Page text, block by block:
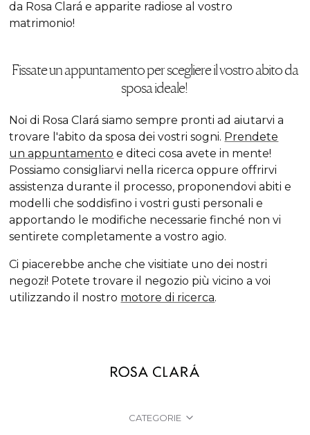
da Rosa Clará e apparite radiose al vostro
matrimonio!
Fissate un appuntamento per scegliere il vostro abito da
sposa ideale!
Noi di Rosa Clará siamo sempre pronti ad aiutarvi a
trovare l'abito da sposa dei vostri sogni. Prendete
un appuntamento e diteci cosa avete in mente!
Possiamo consigliarvi nella ricerca oppure offrirvi
assistenza durante il processo, proponendovi abiti e
modelli che soddisfino i vostri gusti personali e
apportando le modifiche necessarie finché non vi
sentirete completamente a vostro agio.
Ci piacerebbe anche che visitiate uno dei nostri
negozi! Potete trovare il negozio più vicino a voi
utilizzando il nostro motore di ricerca.
CATEGORIE